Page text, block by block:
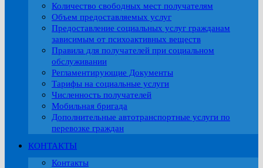
Количество свободных мест получателям
Объем предоставляемых услуг
Предоставление социальных услуг гражданам
зависимым от психоактивных веществ
Правила для получателей при социальном
обслуживании
Регламентирующие Документы
Тарифы на социальные услуги
Численность получателей
Мобильная бригада
Дополнительные автотранспортные услуги по
перевозке граждан
КОНТАКТЫ
Контакты